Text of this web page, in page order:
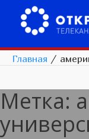
Главная /
Метка: